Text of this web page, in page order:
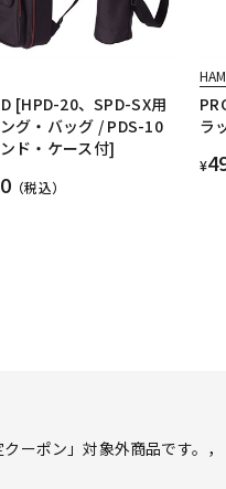
[HPD-20、SPD-SX用
グ・バッグ / PDS-10
ド・ケース付]
（税込）
ラ
¥
ーポン」対象外商品です。，